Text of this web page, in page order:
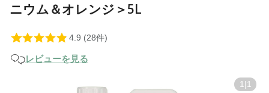
ニウム＆オレンジ＞5L
レビューを見る
1 1